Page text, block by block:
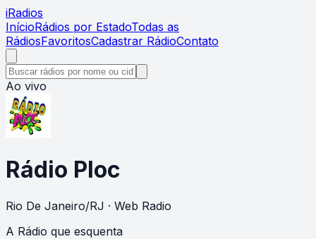
iRadios
InícioRádios por EstadoTodas as
RádiosFavoritosCadastrar RádioContato
Ao vivo
Rádio Ploc
Rio De Janeiro/RJ · Web Radio
A Rádio que esquenta